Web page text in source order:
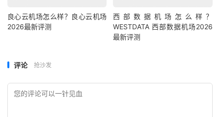
良心云机场怎么样？良心云机场
2026最新评测
西部数据机场怎么样？
WESTDATA 西部数据机场2026
最新评测
评论 抢沙发